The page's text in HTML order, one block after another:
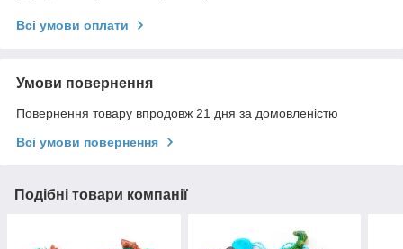
Всі умови оплати
Умови повернення
Повернення товару впродовж 21 дня за домовленістю
Всі умови повернення
Подібні товари компанії